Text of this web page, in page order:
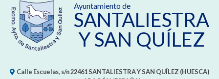
Ayuntamiento de
SANTALIESTRA
Y SAN QUÍLEZ
Calle Escuelas, s/n22461SANTALIESTRA Y SAN QUÍLEZ (HUESCA)